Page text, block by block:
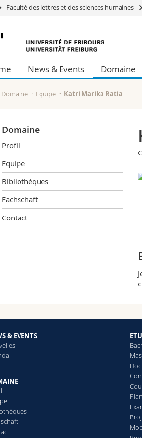
Université
Recherche
Université
Formation continue
Faculté des lettres et des sciences humaines
News & Events Domaine
Domaine Equipe Katri Marika Ratia
Domaine
Profil
Equipe
Bibliothèques
Fachschaft
Contact
& EVENTS